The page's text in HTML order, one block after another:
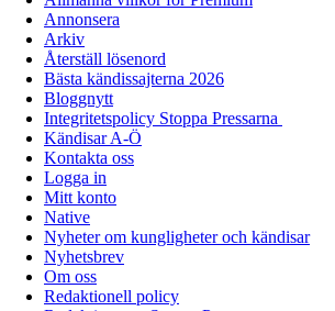
Annonsera
Arkiv
Återställ lösenord
Bästa kändissajterna 2026
Bloggnytt
Integritetspolicy Stoppa Pressarna
Kändisar A-Ö
Kontakta oss
Logga in
Mitt konto
Native
Nyheter om kungligheter och kändisar
Nyhetsbrev
Om oss
Redaktionell policy